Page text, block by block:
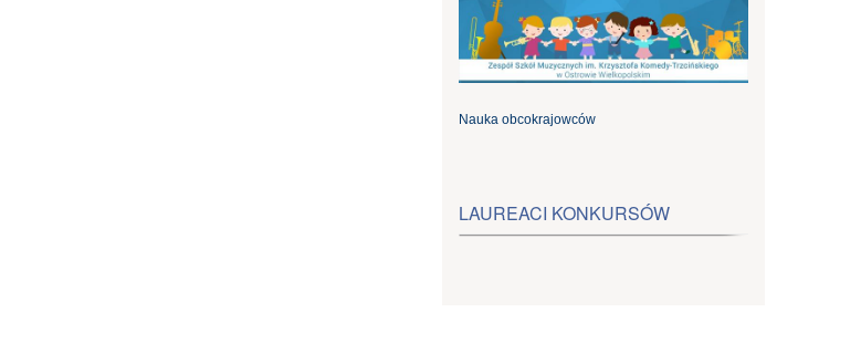
Nauka obcokrajowców
LAUREACI KONKURSÓW